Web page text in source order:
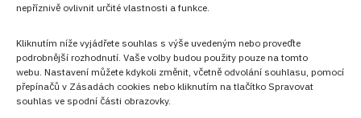
nepříznivě ovlivnit určité vlastnosti a funkce.
Kliknutím níže vyjádřete souhlas s výše uvedeným nebo proveďte
podrobnější rozhodnutí. Vaše volby budou použity pouze na tomto
webu. Nastavení můžete kdykoli změnit, včetně odvolání souhlasu, pomocí
přepínačů v Zásadách cookies nebo kliknutím na tlačítko Spravovat
souhlas ve spodní části obrazovky.
Už jste ochutnali Sloní slzu?
Skvělá čokoládová roláda plněná